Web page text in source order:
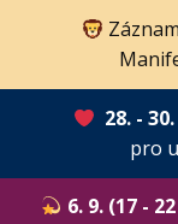
28. -
pro
6. 9. (17 -